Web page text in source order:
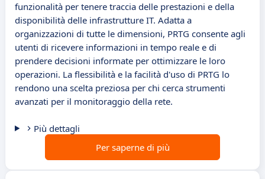
funzionalità per tenere traccia delle prestazioni e della
disponibilità delle infrastrutture IT. Adatta a
organizzazioni di tutte le dimensioni, PRTG consente agli
utenti di ricevere informazioni in tempo reale e di
prendere decisioni informate per ottimizzare le loro
operazioni. La flessibilità e la facilità d'uso di PRTG lo
rendono una scelta preziosa per chi cerca strumenti
avanzati per il monitoraggio della rete.
Più dettagli
Per saperne di più